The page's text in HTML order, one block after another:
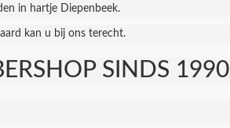
in hartje Diepenbeek.
kan u bij ons terecht.
SINDS 1990